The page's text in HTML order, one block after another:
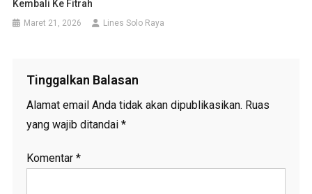
Kembali Ke Fitrah
Maret 21, 2026 Lines Solo Raya
Tinggalkan Balasan
Alamat email Anda tidak akan dipublikasikan. Ruas
yang wajib ditandai *
Komentar *